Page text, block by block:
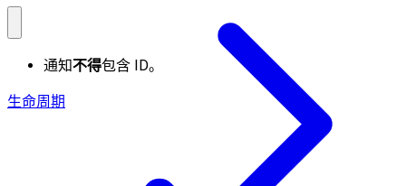
通知不得包含 ID。
生命周期